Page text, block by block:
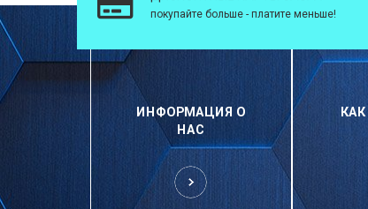
покупайте больше - платите меньше!
ИНФОРМАЦИЯ О
НАС